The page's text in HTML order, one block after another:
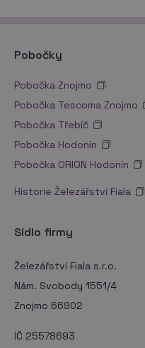
Pobočky
Pobočka Znojmo
Pobočka Tescoma Znojmo
Pobočka Třebíč
Pobočka Hodonín
Pobočka ORION Hodonín
Historie Železářství Fiala
Sídlo firmy
Železářství Fiala s.r.o.
Nám. Svobody 1551/4
Znojmo 66902
IČ 25578693